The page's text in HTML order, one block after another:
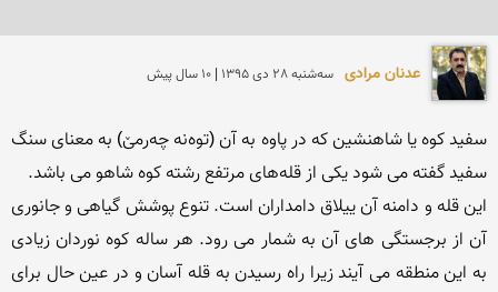
عدنان مرادی سه‌شنبه 28 دی 1395 | 10 سال پیش